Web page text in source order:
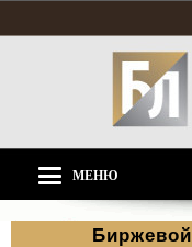
МЕНЮ